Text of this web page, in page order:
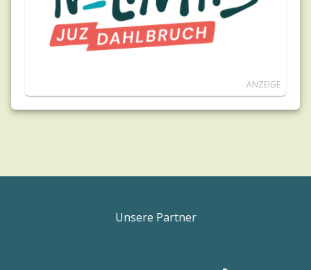
ANZEIGE
Unsere Partner